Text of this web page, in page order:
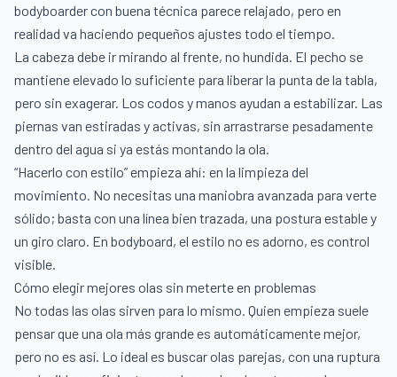
bodyboarder con buena técnica parece relajado, pero en
realidad va haciendo pequeños ajustes todo el tiempo.
La cabeza debe ir mirando al frente, no hundida. El pecho se
mantiene elevado lo suficiente para liberar la punta de la tabla,
pero sin exagerar. Los codos y manos ayudan a estabilizar. Las
piernas van estiradas y activas, sin arrastrarse pesadamente
dentro del agua si ya estás montando la ola.
“Hacerlo con estilo” empieza ahí: en la limpieza del
movimiento. No necesitas una maniobra avanzada para verte
sólido; basta con una línea bien trazada, una postura estable y
un giro claro. En bodyboard, el estilo no es adorno, es control
visible.
Cómo elegir mejores olas sin meterte en problemas
No todas las olas sirven para lo mismo. Quien empieza suele
pensar que una ola más grande es automáticamente mejor,
pero no es así. Lo ideal es buscar olas parejas, con una ruptura